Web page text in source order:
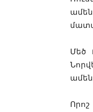
Մեծ